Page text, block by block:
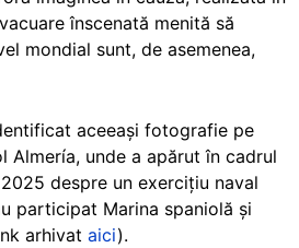
înscenată menită să
mondial sunt, de asemenea,
aceeași fotografie pe
Almería, unde a apărut în cadrul
despre un exercițiu naval
participat Marina spaniolă și
arhivat aici).